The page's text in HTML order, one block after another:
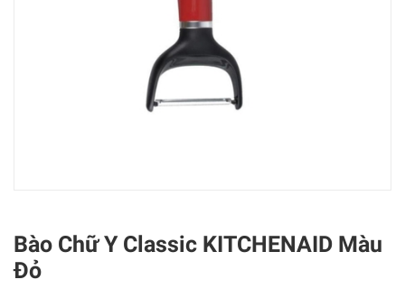
Bào Chữ Y Classic KITCHENAID Màu
Đỏ